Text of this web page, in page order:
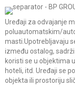
Uređaji za odvajanje
poluautomatskim/
masti.Upotrebljavaju
između ostalog,
koristi se u objektima
hoteli, itd. Uređaji se
objekta ili prostoriju